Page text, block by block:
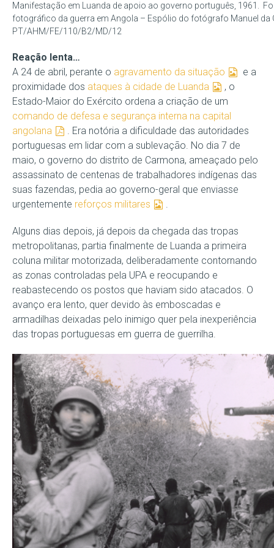
Manifestação em Luanda de apoio ao governo português, 1961.
fotográfico da guerra em Angola – Espólio do fotógrafo Manuel da
PT/AHM/FE/110/B2/MD/12
Reação lenta…
A 24 de abril, perante o agravamento da situação
e a
proximidade dos ataques à cidade de Luanda
, o
Estado-Maior do Exército ordena a criação de um
comando de defesa e segurança interna na capital
angolana
. Era notória a dificuldade das autoridades
portuguesas em lidar com a sublevação. No dia 7 de
maio, o governo do distrito de Carmona, ameaçado pelo
assassinato de centenas de trabalhadores indígenas das
suas fazendas, pedia ao governo-geral que enviasse
urgentemente reforços militares .
Alguns dias depois, já depois da chegada das tropas
metropolitanas, partia finalmente de Luanda a primeira
coluna militar motorizada, deliberadamente contornando
as zonas controladas pela UPA e reocupando e
reabastecendo os postos que haviam sido atacados. O
avanço era lento, quer devido às emboscadas e
armadilhas deixadas pelo inimigo quer pela inexperiência
das tropas portuguesas em guerra de guerrilha.